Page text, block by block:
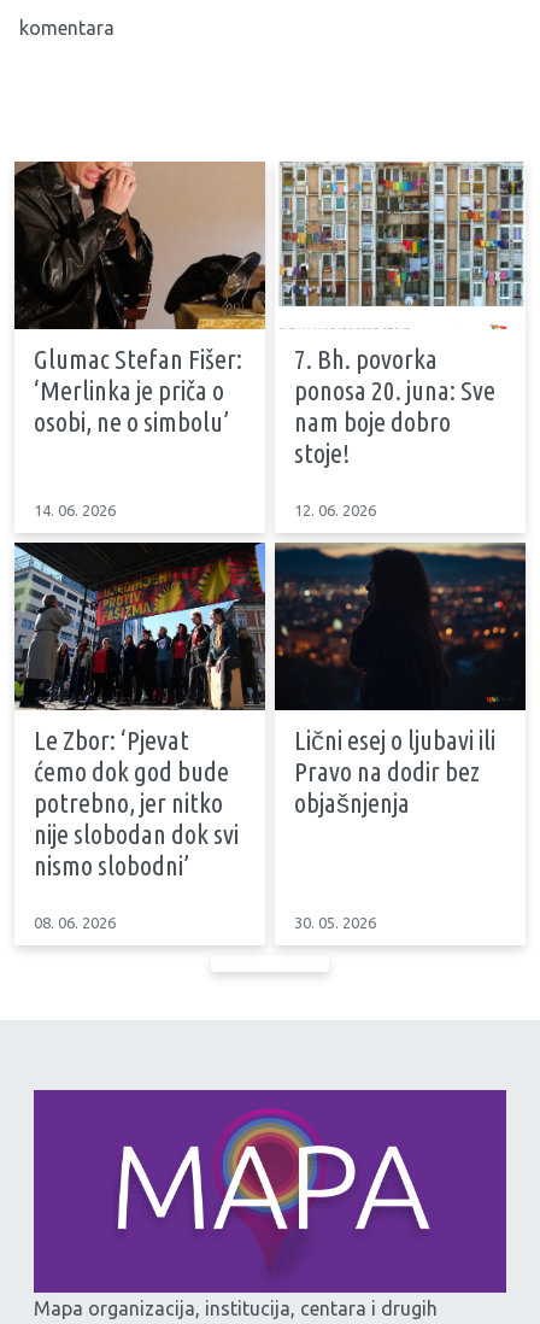
komentara
Glumac Stefan Fišer:
‘Merlinka je priča o
osobi, ne o simbolu’
14. 06. 2026
7. Bh. povorka
ponosa 20. juna: Sve
nam boje dobro
stoje!
12. 06. 2026
Le Zbor: ‘Pjevat
ćemo dok god bude
potrebno, jer nitko
nije slobodan dok svi
nismo slobodni’
08. 06. 2026
Lični esej o ljubavi ili
Pravo na dodir bez
objašnjenja
30. 05. 2026
Mapa organizacija, institucija, centara i drugih